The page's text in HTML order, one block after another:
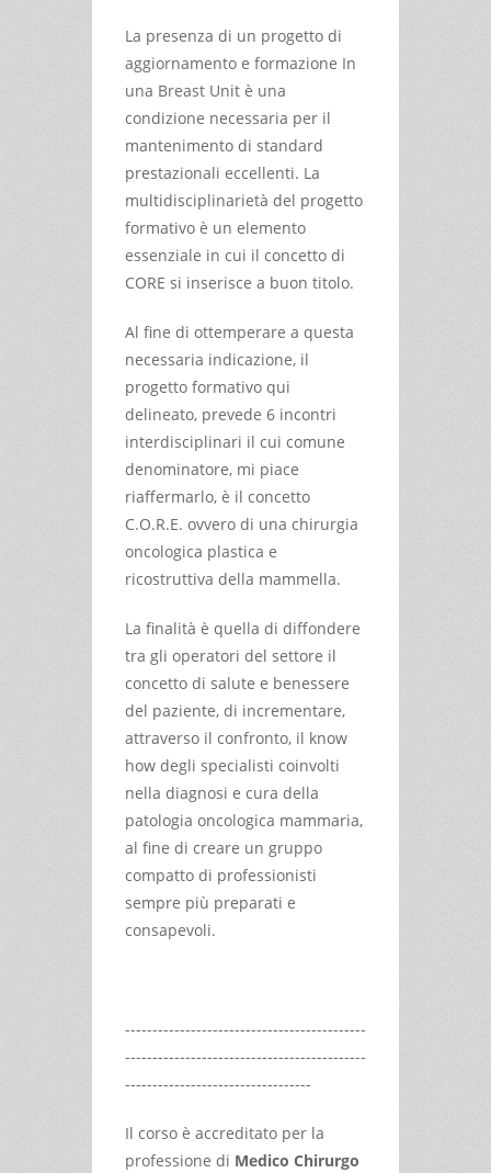
La presenza di un progetto di
aggiornamento e formazione In
una Breast Unit è una
condizione necessaria per il
mantenimento di standard
prestazionali eccellenti. La
multidisciplinarietà del progetto
formativo è un elemento
essenziale in cui il concetto di
CORE si inserisce a buon titolo.
Al fine di ottemperare a questa
necessaria indicazione, il
progetto formativo qui
delineato, prevede 6 incontri
interdisciplinari il cui comune
denominatore, mi piace
riaffermarlo, è il concetto
C.O.R.E. ovvero di una chirurgia
oncologica plastica e
ricostruttiva della mammella.
La finalità è quella di diffondere
tra gli operatori del settore il
concetto di salute e benessere
del paziente, di incrementare,
attraverso il confronto, il know
how degli specialisti coinvolti
nella diagnosi e cura della
patologia oncologica mammaria,
al fine di creare un gruppo
compatto di professionisti
sempre più preparati e
consapevoli.
--------------------------------------------
--------------------------------------------
----------------------------------
Il corso è accreditato per la
professione di Medico Chirurgo